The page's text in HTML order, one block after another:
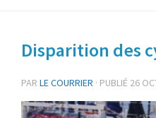
Disparition des
PAR LE COURRIER · PUBLIÉ 26